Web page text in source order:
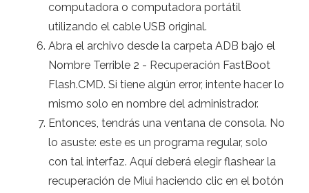
computadora o computadora portátil
utilizando el cable USB original.
Abra el archivo desde la carpeta ADB bajo el
Nombre Terrible 2 - Recuperación FastBoot
Flash.CMD. Si tiene algún error, intente hacer lo
mismo solo en nombre del administrador.
Entonces, tendrás una ventana de consola. No
lo asuste: este es un programa regular, solo
con tal interfaz. Aquí deberá elegir flashear la
recuperación de Miui haciendo clic en el botón